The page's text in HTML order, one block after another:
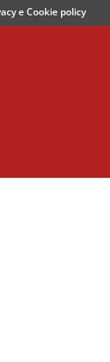
e Cookie policy